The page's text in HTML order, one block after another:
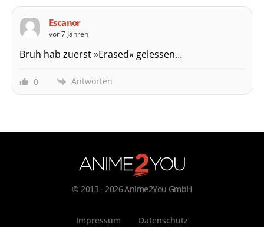
Escanor
vor 7 Jahren
Bruh hab zuerst »Erased« gelessen…
0 Antworten
© 2013 - 2026 Anime2You GmbH
Impressum Datenschutz